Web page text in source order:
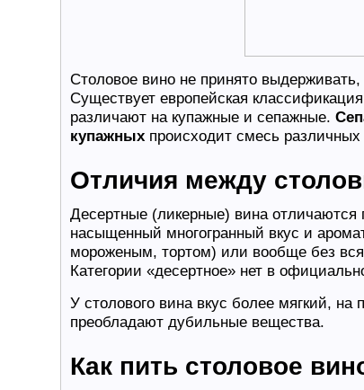
Столовое вино не принято
Существует европейская
различают на купажные и сепажные.
купажных происходит смесь
Отличия между
Десертные (ликерные) вина
насыщенный многогранный вкус и
мороженым, тортом) или вообще без
Категории «десертное» нет в
У столового вина вкус более мягкий, на
преобладают дубильные вещества.
Как пить столовое